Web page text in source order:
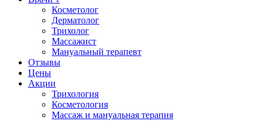
Косметолог
Дерматолог
Трихолог
Массажист
Мануальный терапевт
Отзывы
Цены
Акции
Трихология
Косметология
Массаж и мануальная терапия